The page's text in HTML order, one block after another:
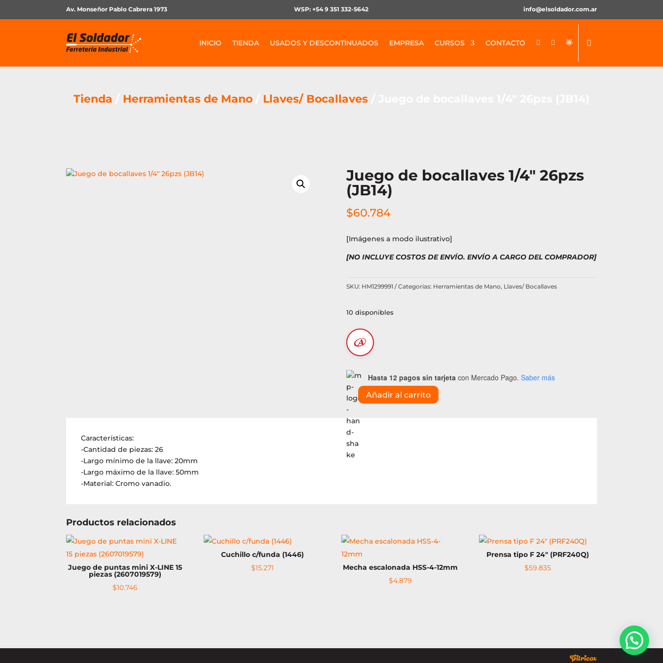
Av. Monseñor Pablo Cabrera 1973 WSP: +54 9 351 332-5642 info@elsoldador.com.ar
INICIO TIENDA USADOS Y DESCONTINUADOS EMPRESA CURSOS CONTACTO   🌟
Tienda Herramientas de Mano Llaves/ Bocallaves
Juego de bocallaves 1/4″ 26pzs
(JB14)
$60.784
[Imágenes a modo ilustrativo]
[NO INCLUYE COSTOS DE ENVÍO. ENVÍO A CARGO DEL COMPRADOR]
SKU: HM1299991 Categorías: Herramientas de Mano, Llaves/ Bocallaves
10 disponibles
Hasta 12 pagos sin tarjetacon Mercado Pago. Saber más
Juego
de
bocallaves
1/4"
26pzs
(JB14)
Añadir al carrito
Características:
-Cantidad de piezas: 26
-Largo mínimo de la llave: 20mm
-Largo máximo de la llave: 50mm
-Material: Cromo vanadio.
Productos relacionados
Juego de puntas mini X-LINE 15
piezas (2607019579)
$10.746
Cuchillo c/funda (1446)
$15.271
Mecha escalonada HSS-4-12mm
$4.879
Prensa tipo F 24″ (PRF240Q)
$59.835